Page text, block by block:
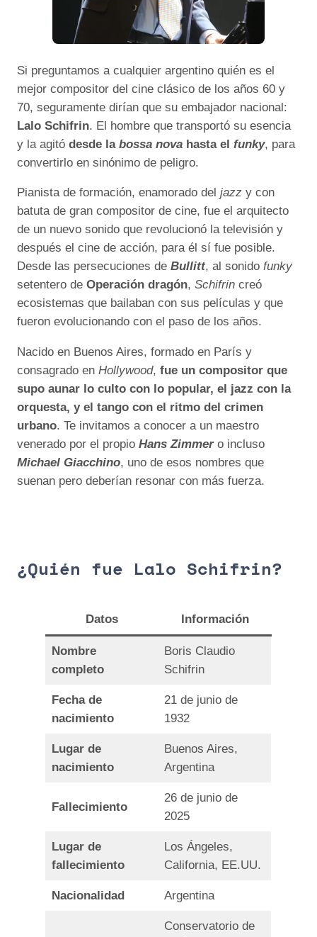
Si preguntamos a cualquier argentino quién es el
mejor compositor del cine clásico de los años 60 y
70, seguramente dirían que su embajador nacional:
Lalo Schifrin. El hombre que transportó su esencia
y la agitó desde la bossa nova hasta el funky, para
convertirlo en sinónimo de peligro.
Pianista de formación, enamorado del jazz y con
batuta de gran compositor de cine, fue el arquitecto
de un nuevo sonido que revolucionó la televisión y
después el cine de acción, para él sí fue posible.
Desde las persecuciones de Bullitt, al sonido funky
setentero de Operación dragón, Schifrin creó
ecosistemas que bailaban con sus películas y que
fueron evolucionando con el paso de los años.
Nacido en Buenos Aires, formado en París y
consagrado en Hollywood, fue un compositor que
supo aunar lo culto con lo popular, el jazz con la
orquesta, y el tango con el ritmo del crimen
urbano. Te invitamos a conocer a un maestro
venerado por el propio Hans Zimmer o incluso
Michael Giacchino, uno de esos nombres que
suenan pero deberían resonar con más fuerza.
¿Quién fue Lalo Schifrin?
Datos Información
Nombre
completo
Boris Claudio
Schifrin
Fecha de
nacimiento
21 de junio de
1932
Lugar de
nacimiento
Buenos Aires,
Argentina
Fallecimiento
26 de junio de
2025
Lugar de
fallecimiento
Los Ángeles,
California, EE.UU.
Nacionalidad Argentina
Conservatorio de